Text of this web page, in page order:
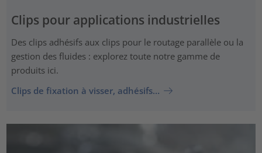
Clips pour applications industrielles
Des clips adhésifs aux clips pour le routage parallèle ou la
gestion des fluides : explorez toute notre gamme de
produits ici.
Clips de fixation à visser, adhésifs…